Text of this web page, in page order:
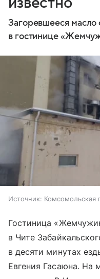
Загоревшееся масло
в гостинице
Источник: Комсомольская
Гостиница
в Чите
в десяти минутах
Евгения Гасаюна. На